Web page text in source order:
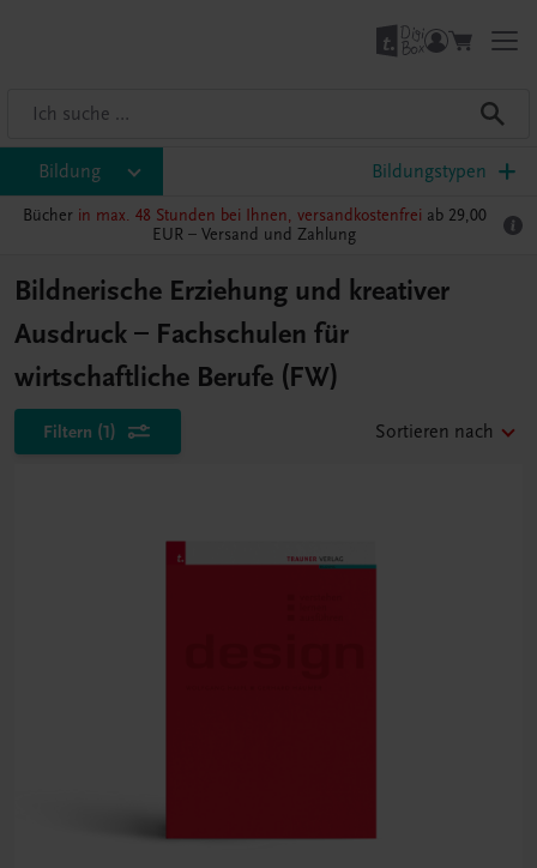
Bildung Bildungstypen
Bücher in max. 48 Stunden bei Ihnen, versandkostenfrei ab 29,00
EUR – Versand und Zahlung
Bildnerische Erziehung und kreativer
Ausdruck – Fachschulen für
wirtschaftliche Berufe (FW)
Filtern (1) Sortieren nach